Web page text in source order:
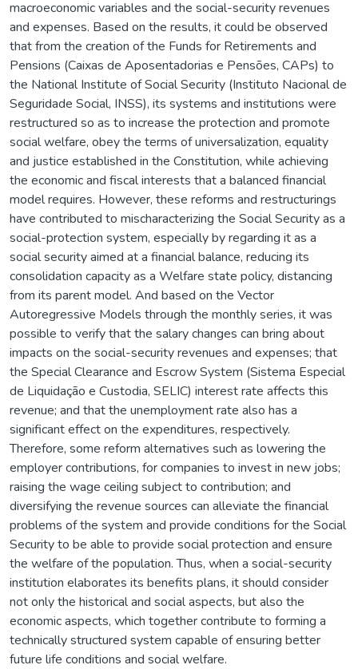
macroeconomic variables and the social-security revenues
and expenses. Based on the results, it could be observed
that from the creation of the Funds for Retirements and
Pensions (Caixas de Aposentadorias e Pensões, CAPs) to
the National Institute of Social Security (Instituto Nacional de
Seguridade Social, INSS), its systems and institutions were
restructured so as to increase the protection and promote
social welfare, obey the terms of universalization, equality
and justice established in the Constitution, while achieving
the economic and fiscal interests that a balanced financial
model requires. However, these reforms and restructurings
have contributed to mischaracterizing the Social Security as a
social-protection system, especially by regarding it as a
social security aimed at a financial balance, reducing its
consolidation capacity as a Welfare state policy, distancing
from its parent model. And based on the Vector
Autoregressive Models through the monthly series, it was
possible to verify that the salary changes can bring about
impacts on the social-security revenues and expenses; that
the Special Clearance and Escrow System (Sistema Especial
de Liquidação e Custodia, SELIC) interest rate affects this
revenue; and that the unemployment rate also has a
significant effect on the expenditures, respectively.
Therefore, some reform alternatives such as lowering the
employer contributions, for companies to invest in new jobs;
raising the wage ceiling subject to contribution; and
diversifying the revenue sources can alleviate the financial
problems of the system and provide conditions for the Social
Security to be able to provide social protection and ensure
the welfare of the population. Thus, when a social-security
institution elaborates its benefits plans, it should consider
not only the historical and social aspects, but also the
economic aspects, which together contribute to forming a
technically structured system capable of ensuring better
future life conditions and social welfare.